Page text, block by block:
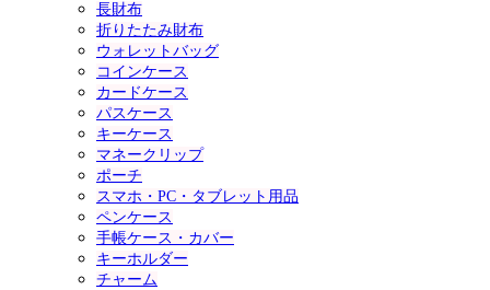
長財布
折りたたみ財布
ウォレットバッグ
コインケース
カードケース
パスケース
キーケース
マネークリップ
ポーチ
スマホ・PC・タブレット用品
ペンケース
手帳ケース・カバー
キーホルダー
チャーム